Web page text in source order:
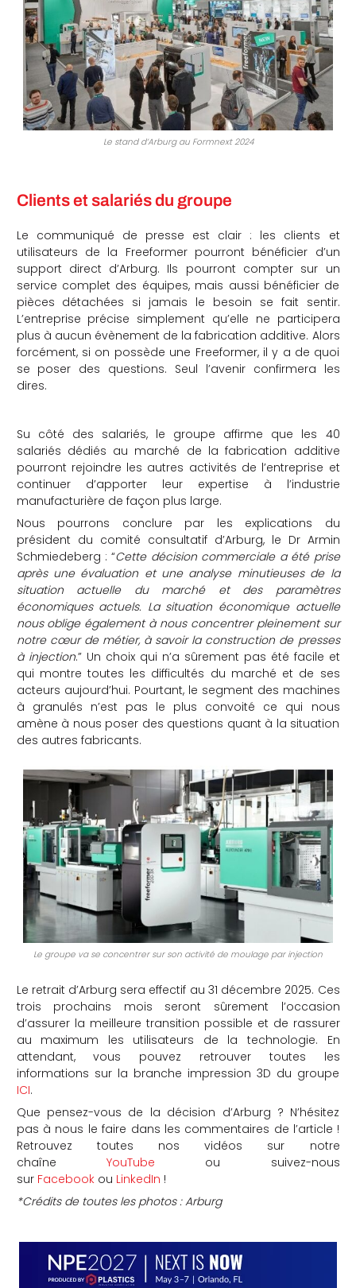
Le stand d’Arburg au Formnext 2024
Clients et salariés du groupe
Le communiqué de presse est clair : les clients et
utilisateurs de la Freeformer pourront bénéficier d’un
support direct d’Arburg. Ils pourront compter sur un
service complet des équipes, mais aussi bénéficier de
pièces détachées si jamais le besoin se fait sentir.
L’entreprise précise simplement qu’elle ne participera
plus à aucun évènement de la fabrication additive. Alors
forcément, si on possède une Freeformer, il y a de quoi
se poser des questions. Seul l’avenir confirmera les
dires.
Su côté des salariés, le groupe affirme que les 40
salariés dédiés au marché de la fabrication additive
pourront rejoindre les autres activités de l’entreprise et
continuer d’apporter leur expertise à l’industrie
manufacturière de façon plus large.
Nous pourrons conclure par les explications du
président du comité consultatif d’Arburg, le Dr Armin
Schmiedeberg : “Cette décision commerciale a été prise
après une évaluation et une analyse minutieuses de la
situation actuelle du marché et des paramètres
économiques actuels. La situation économique actuelle
nous oblige également à nous concentrer pleinement sur
notre cœur de métier, à savoir la construction de presses
à injection.” Un choix qui n’a sûrement pas été facile et
qui montre toutes les difficultés du marché et de ses
acteurs aujourd’hui. Pourtant, le segment des machines
à granulés n’est pas le plus convoité ce qui nous
amène à nous poser des questions quant à la situation
des autres fabricants.
Le groupe va se concentrer sur son activité de moulage par injection
Le retrait d’Arburg sera effectif au 31 décembre 2025. Ces
trois prochains mois seront sûrement l’occasion
d’assurer la meilleure transition possible et de rassurer
au maximum les utilisateurs de la technologie. En
attendant, vous pouvez retrouver toutes les
informations sur la branche impression 3D du groupe
ICI.
Que pensez-vous de la décision d’Arburg ? N’hésitez
pas à nous le faire dans les commentaires de l’article !
Retrouvez toutes nos vidéos sur notre
chaîne YouTube ou suivez-nous
sur Facebookou LinkedIn !
*Crédits de toutes les photos : Arburg